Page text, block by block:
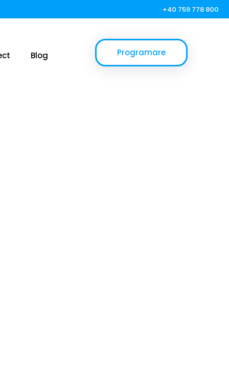
+40 759 778 800
Blog Programare